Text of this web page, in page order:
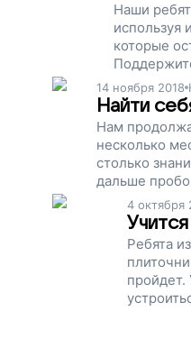
Наши
используя
которые
14 ноября 2018
Найти
Нам
несколько
столько
дальше
4 октября
Ребята